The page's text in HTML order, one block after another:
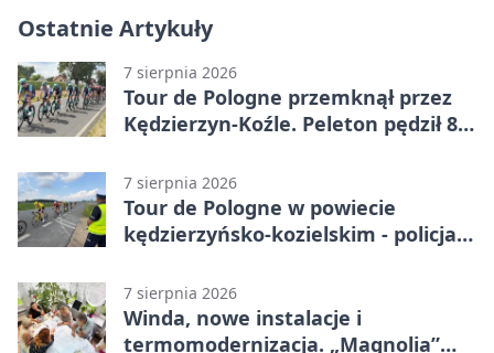
Ostatnie Artykuły
7 sierpnia 2026
Tour de Pologne przemknął przez
Kędzierzyn-Koźle. Peleton pędził 80
7 sierpnia 2026
Tour de Pologne w powiecie
kędzierzyńsko-kozielskim - policja
7 sierpnia 2026
Winda, nowe instalacje i
termomodernizacja. „Magnolia”